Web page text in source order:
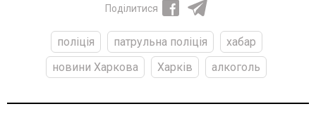
Поділитися
поліція патрульна поліція
хабар
новини Харкова
Харків алкоголь